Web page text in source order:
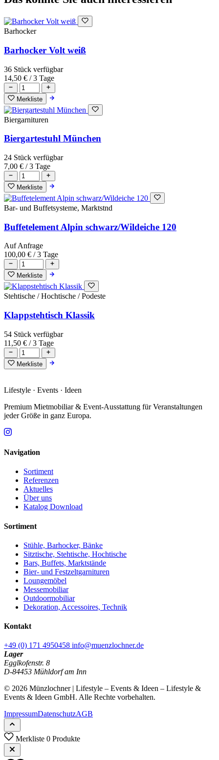
Barhocker
Barhocker Volt weiß
36 Stück verfügbar
14,50 € / 3 Tage
Merkliste
Biergarnituren
Biergartestuhl München
24 Stück verfügbar
7,00 € / 3 Tage
Merkliste
Bar- und Buffetsysteme, Marktstnd
Buffetelement Alpin schwarz/Wildeiche 120
Auf Anfrage
100,00 € / 3 Tage
Merkliste
Stehtische / Hochtische / Podeste
Klappstehtisch Klassik
54 Stück verfügbar
11,50 € / 3 Tage
Merkliste
Lifestyle · Events · Ideen
Premium Mietmobiliar & Event-Ausstattung für Veranstaltungen
jeder Größe in ganz Europa.
Navigation
Sortiment
Referenzen
Aktuelles
Über uns
Katalog Download
Sortiment
Stühle, Barhocker, Bänke
Sitztische, Stehtische, Hochtische
Bars, Buffets, Marktstände
Bier- und Festzeltgarnituren
Loungemöbel
Messemobiliar
Outdoormobiliar
Dekoration, Accessoires, Technik
Kontakt
+49 (0) 171 4950458 info@muenzlochner.de
Lager
Egglkofenstr. 8
D-84453 Mühldorf am Inn
© 2026 Münzlochner | Lifestyle – Events & Ideen – Lifestyle &
Events & Ideen GmbH. Alle Rechte vorbehalten.
ImpressumDatenschutzAGB
Merkliste 0 Produkte